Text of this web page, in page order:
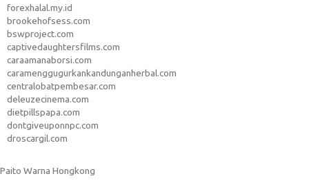
forexhalal.my.id
brookehofsess.com
bswproject.com
captivedaughtersfilms.com
caraamanaborsi.com
caramenggugurkankandunganherbal.com
centralobatpembesar.com
deleuzecinema.com
dietpillspapa.com
dontgiveuponnpc.com
droscargil.com
Paito Warna Hongkong